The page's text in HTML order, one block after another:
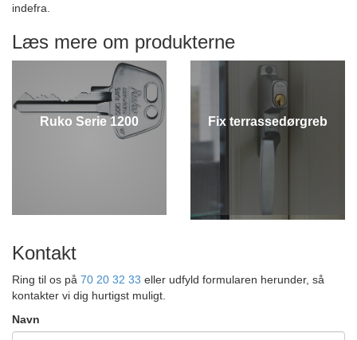
indefra.
Læs mere om produkterne
Ruko Serie 1200 Fix terrassedørgreb
Kontakt
Ring til os på 70 20 32 33 eller udfyld formularen herunder, så
kontakter vi dig hurtigst muligt.
Navn